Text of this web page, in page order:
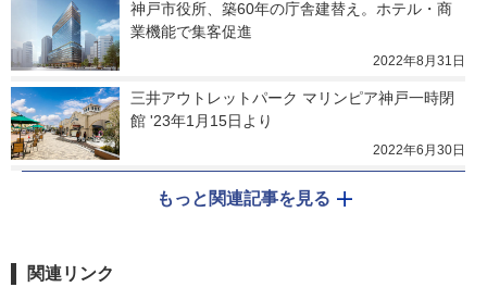
神戸市役所、築60年の庁舎建替え。ホテル・商
業機能で集客促進
2022年8月31日
三井アウトレットパーク マリンピア神戸一時閉
館 '23年1月15日より
2022年6月30日
もっと関連記事を見る
関連リンク